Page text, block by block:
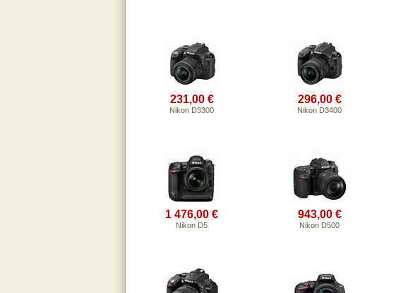
231,00 €
Nikon D3300
296,00 €
Nikon D3400
1 476,00 €
Nikon D5
943,00 €
Nikon D500